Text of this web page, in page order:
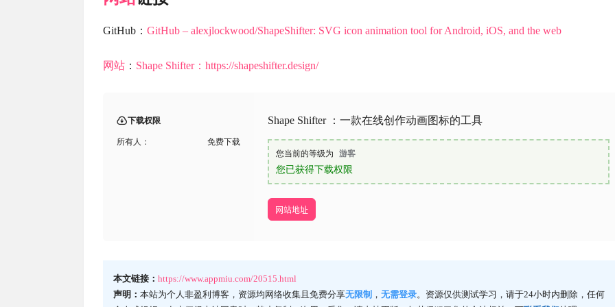
GitHub： GitHub – alexjlockwood/ShapeShifter: SVG icon animation tool for Android, iOS, and the web
网站 ： Shape Shifter：https://shapeshifter.design/
下载权限
所有人： 免费下载
Shape Shifter ：一款在线创作动画图标的工具
您当前的等级为 游客
您已获得下载权限
网站地址
本文链接： https://www.appmiu.com/20515.html
声明： 本站为个人非盈利博客，资源均网络收集且免费分享无限制 ， 无需登录。资源仅供测试学习，请于24小时内删除，任何